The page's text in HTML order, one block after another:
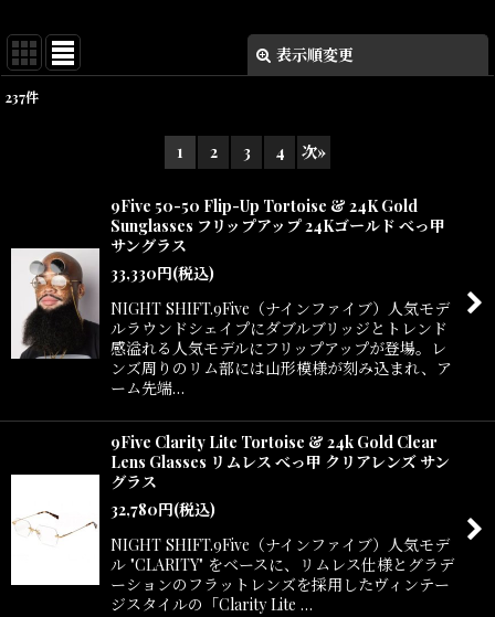
表示順変更
237件
1 2 3 4 次»
9Five 50-50 Flip-Up Tortoise & 24K Gold
Sunglasses フリップアップ 24Kゴールド べっ甲
サングラス
33,330円(税込)
NIGHT SHIFT.9Five（ナインファイブ）人気モデ
ルラウンドシェイプにダブルブリッジとトレンド
感溢れる人気モデルにフリップアップが登場。レ
ンズ周りのリム部には山形模様が刻み込まれ、ア
ーム先端…
9Five Clarity Lite Tortoise & 24k Gold Clear
Lens Glasses リムレス べっ甲 クリアレンズ サン
グラス
32,780円(税込)
NIGHT SHIFT.9Five（ナインファイブ）人気モデ
ル "CLARITY" をベースに、リムレス仕様とグラデ
ーションのフラットレンズを採用したヴィンテー
ジスタイルの「Clarity Lite …